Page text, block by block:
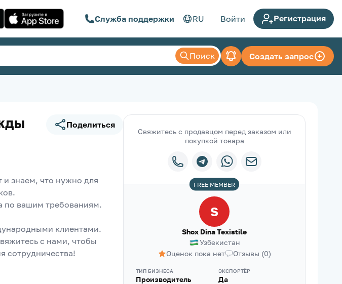
Служба поддержки RU Войти Регистрация
Поиск Создать запрос
Поделиться
знаем, что нужно для
по вашим требованиям.
клиентами.
с нами, чтобы
сотрудничества!
Свяжитесь с продавцом перед заказом или
покупкой товара
S
Shox Dina Texistile
Узбекистан
Оценок пока нет
Отзывы (0)
ТИП БИЗНЕСА
Производитель
ЭКСПОРТЁР
Да
FREE MEMBER